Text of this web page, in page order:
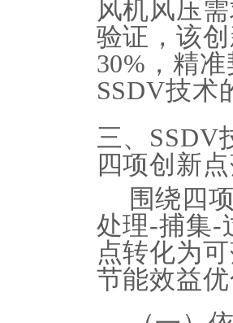
风机风压
验证，该
30%，精
SSDV技术
三、 SSDV
四项创新
围绕四
处理-捕集-
点转化为
节能效益